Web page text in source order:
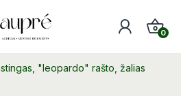
0
"leopardo" rašto, žalias